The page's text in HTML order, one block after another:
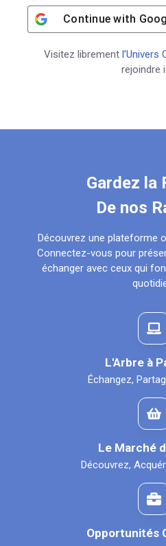
Gardez la
De nos
Découvrez une plateforme
Connectez-vous pour
échanger avec ceux qui
L'Arbre à
Échangez,
Le Marché
Découvrez,
Opportunités
Continue with
Visitez librement l’Univers
rejoindre